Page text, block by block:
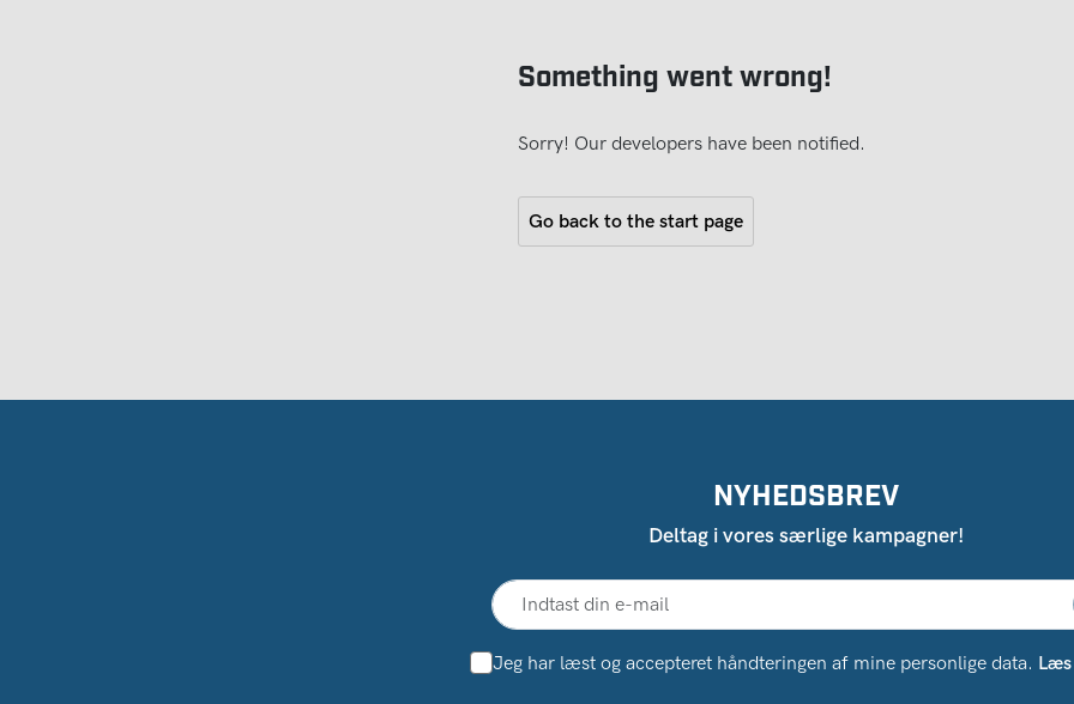
Something went wrong!
Sorry! Our developers have been notified.
Go back to the start page
NYHEDSBREV
Deltag i vores særlige kampagner!
Jeg har læst og accepteret håndteringen af ​​mine personlige data.